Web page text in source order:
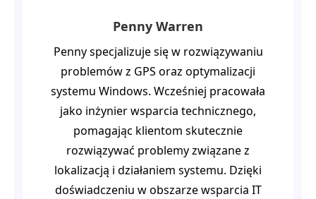
Penny Warren
Penny specjalizuje się w rozwiązywaniu
problemów z GPS oraz optymalizacji
systemu Windows. Wcześniej pracowała
jako inżynier wsparcia technicznego,
pomagając klientom skutecznie
rozwiązywać problemy związane z
lokalizacją i działaniem systemu. Dzięki
doświadczeniu w obszarze wsparcia IT